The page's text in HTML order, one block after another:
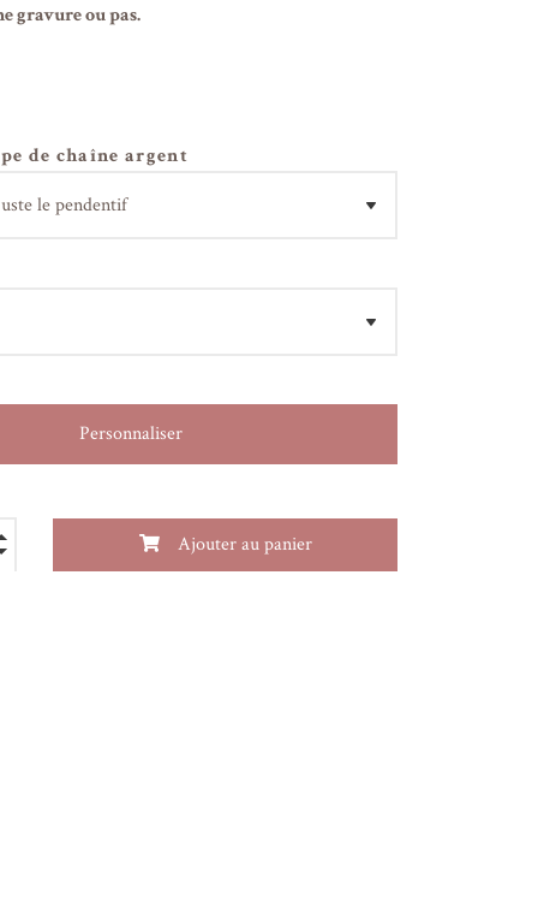
gravure ou pas.
de chaîne argent
Personnaliser
Ajouter au panier